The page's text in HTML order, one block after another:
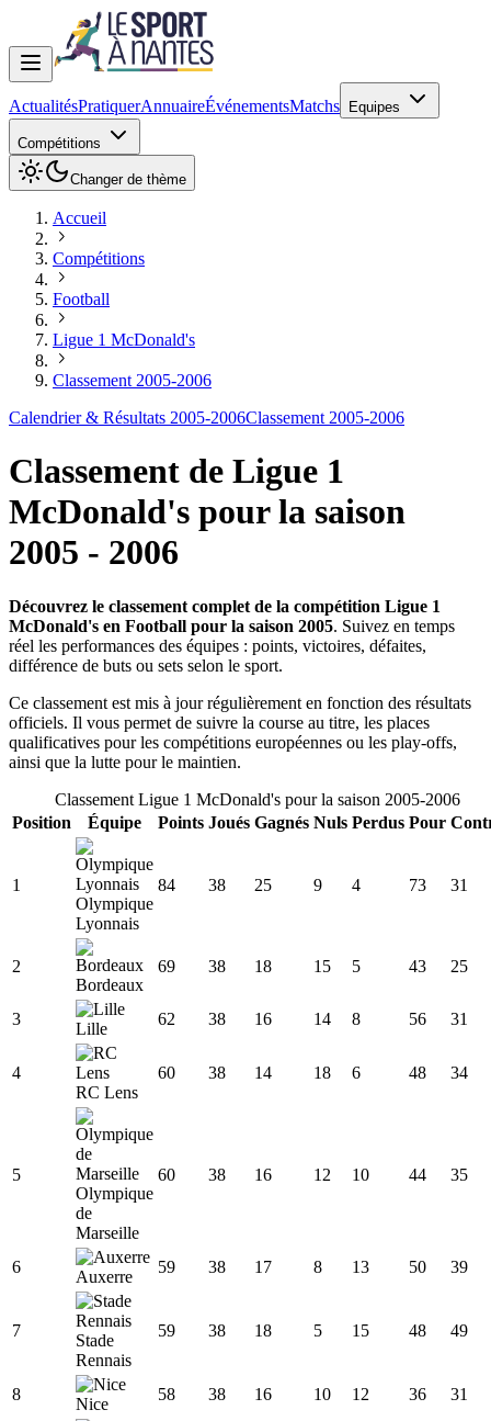
ActualitésPratiquerAnnuaireÉvénementsMatchs Equipes
Compétitions
Changer de thème
Accueil
Compétitions
Football
Ligue 1 McDonald's
Classement 2005-2006
Calendrier & Résultats 2005-2006Classement 2005-2006
Classement de Ligue 1
McDonald's pour la saison
2005 - 2006
Découvrez le classement complet de la compétition Ligue 1
McDonald's en Football pour la saison 2005. Suivez en temps
réel les performances des équipes : points, victoires, défaites,
différence de buts ou sets selon le sport.
Ce classement est mis à jour régulièrement en fonction des résultats
officiels. Il vous permet de suivre la course au titre, les places
qualificatives pour les compétitions européennes ou les play-offs,
ainsi que la lutte pour le maintien.
Classement Ligue 1 McDonald's pour la saison 2005-2006
Position
Équipe Points Joués Gagnés Nuls Perdus Pour
1
Olympique
Lyonnais
84 38 25 9 4 73 31
2
Bordeaux
69 38 18 15 5 43 25
3
Lille
62 38 16 14 8 56 31
4
RC Lens
60 38 14 18 6 48 34
5
Olympique
de
Marseille
60 38 16 12 10 44 35
6
Auxerre
59 38 17 8 13 50 39
7
Stade
Rennais
59 38 18 5 15 48 49
8
Nice
58 38 16 10 12 36 31